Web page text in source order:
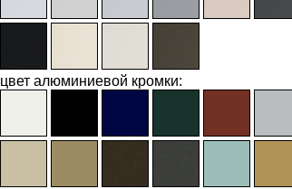
цвет алюминиевой кромки: